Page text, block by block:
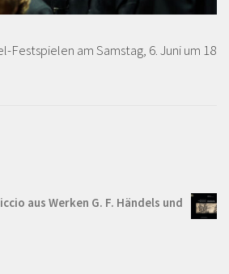
am Samstag, 6. Juni um 18
aus Werken G. F. Händels und